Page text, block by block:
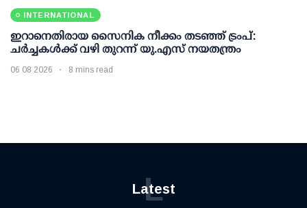
INTERNATIONAL
ഇറാനെതിരായ സൈനിക നീക്കം തടഞ്ഞ് ട്രംപ്:
ചര്‍ച്ചകള്‍ക്ക് വഴി തുറന്ന് യു.എസ് നയതന്ത്രം
06 08 2026 8 mins read
Latest
L